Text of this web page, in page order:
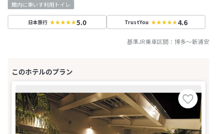
館内に車いす利用トイレ
日本旅行 5.0 TrustYou 4.6
基準JR乗車区間： 博多～新浦安